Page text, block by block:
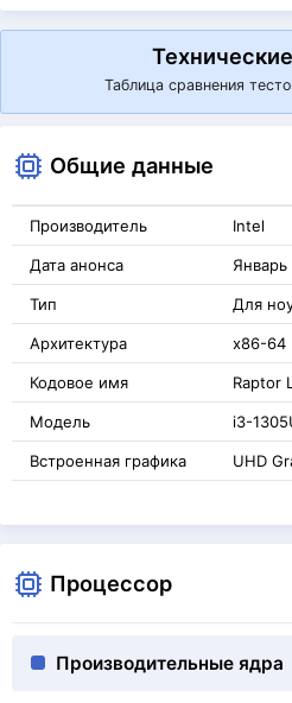
Таблица сравнения
Общие данные
Производитель Intel
Дата анонса
Тип Для
Архитектура x86-64
Кодовое имя Raptor
Модель i3-
Встроенная графика UHD
Процессор
Производительные ядра